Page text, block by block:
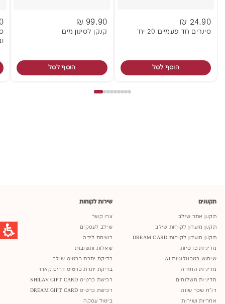
24.90 ₪
סינרים חד פעמיים 20 יח'
הוסף לסל
99.90 ₪
קנקן לסינון מים
הוסף לסל
תקנונים
תקנון אתר שילב
תקנון מועדון לקוחות שילב
תקנון מועדון לקוחות DREAM CARD
מדיניות פרטיות
שימוש בטכנולוגיות AI
מדיניות החזרה
מדיניות משלוחים
דו"ח שכר שווה
אחריות ושירות
שירות לקוחות
צרו קשר
שילב לעסקים
רשימת לידה
שאלות ותשובות
בדיקת יתרת כרטיס שילב
בדיקת יתרת כרטיס דרים קארד
רכישת כרטיס SHILAV GIFT CARD
רכישת כרטיס DREAM GIFT CARD
ביטול עסקה